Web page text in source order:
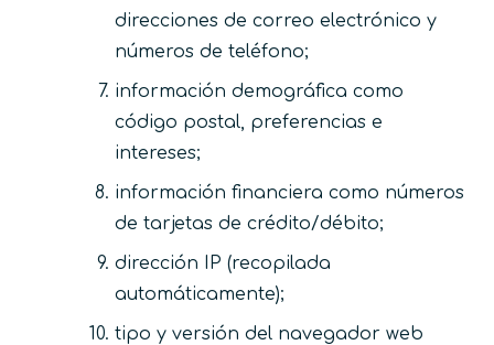
direcciones de correo electrónico y
números de teléfono;
información demográfica como
código postal, preferencias e
intereses;
información financiera como números
de tarjetas de crédito/débito;
dirección IP (recopilada
automáticamente);
tipo y versión del navegador web